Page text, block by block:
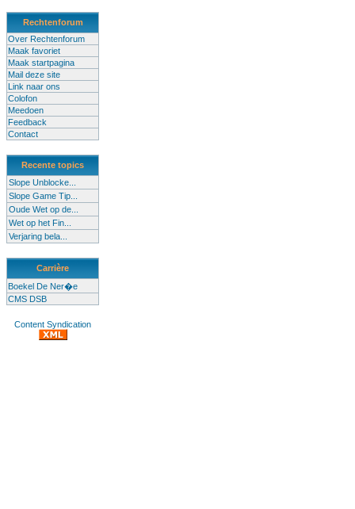
Rechtenforum
Over Rechtenforum
Maak favoriet
Maak startpagina
Mail deze site
Link naar ons
Colofon
Meedoen
Feedback
Contact
Recente topics
Slope Unblocke...
Slope Game Tip...
Oude Wet op de...
Wet op het Fin...
Verjaring bela...
Carrière
Boekel De Ner�e
CMS DSB
Content Syndication